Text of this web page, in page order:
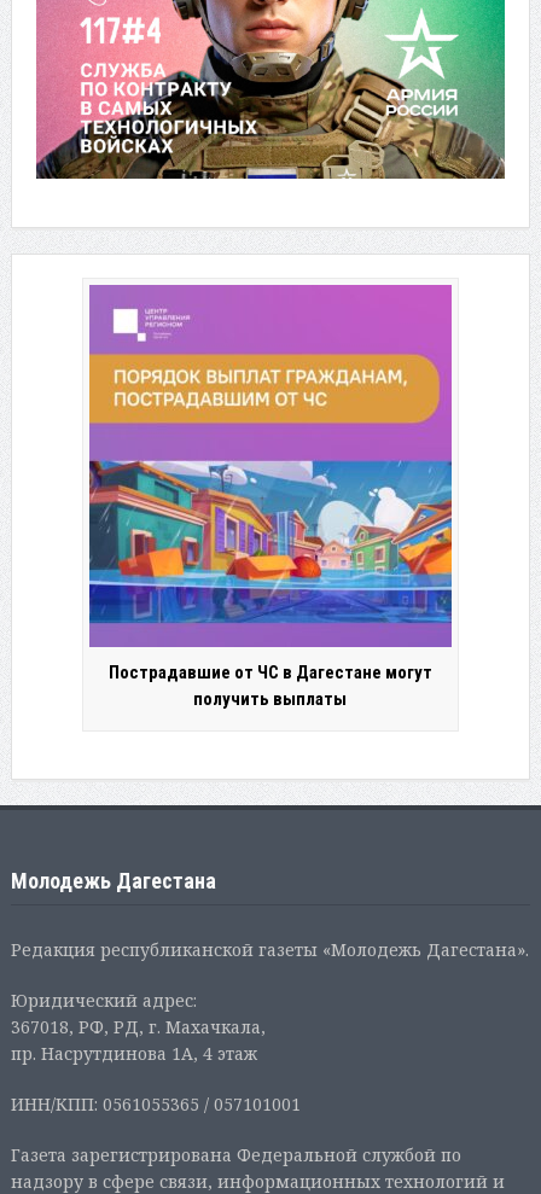
Пострадавшие от ЧС в Дагестане могут
получить выплаты
Молодежь Дагестана
Редакция республиканской газеты «Молодежь Дагестана».
Юридический адрес:
367018, РФ, РД, г. Махачкала,
пр. Насрутдинова 1А, 4 этаж
ИНН/КПП: 0561055365 / 057101001
Газета зарегистрирована Федеральной службой по
надзору в сфере связи, информационных технологий и